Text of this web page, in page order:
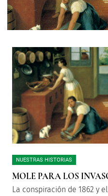
NUESTRAS HISTORIAS
MOLE PARA LOS
La conspiración de 1862 y